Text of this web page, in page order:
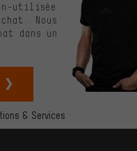
& Services
utilisée
Nous
dans un